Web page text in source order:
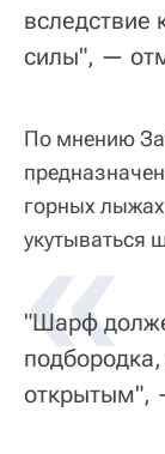
вследствие
силы", —
По мнению
горных
укутываться
«
"Шарф
подбородка,
открытым",